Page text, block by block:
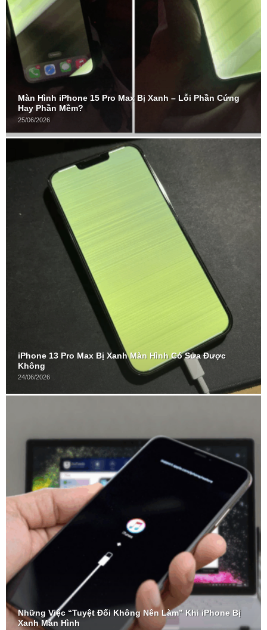
Màn Hình iPhone 15 Pro Max Bị Xanh – Lỗi Phần Cứng
Hay Phần Mềm?
25/06/2026
iPhone 13 Pro Max Bị Xanh Màn Hình Có Sửa Được
Không
24/06/2026
Những Việc “Tuyệt Đối Không Nên Làm” Khi iPhone Bị
Xanh Màn Hình